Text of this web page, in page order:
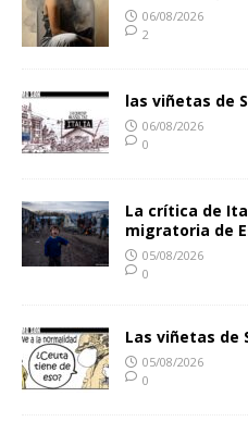
06/08/2026
2
las viñetas de
06/08/2026
0
La crítica de
migratoria de
05/08/2026
0
Las viñetas de
05/08/2026
0